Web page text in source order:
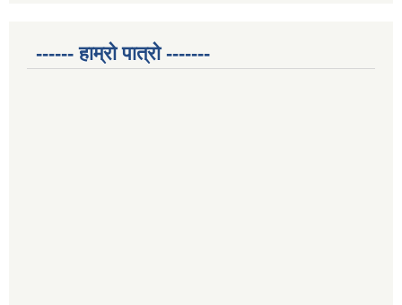
------ हाम्रो पात्रो -------